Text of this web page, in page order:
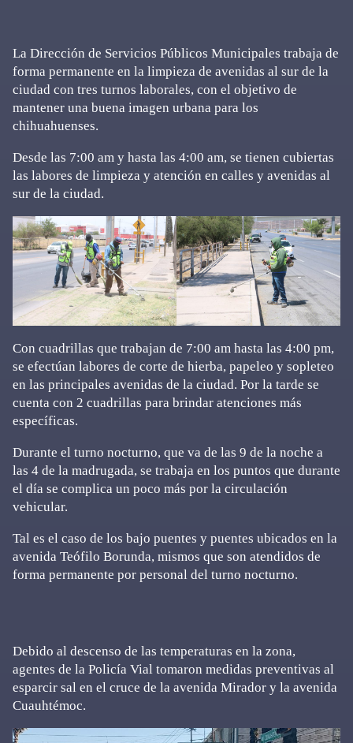
La Dirección de Servicios Públicos Municipales trabaja de
forma permanente en la limpieza de avenidas al sur de la
ciudad con tres turnos laborales, con el objetivo de
mantener una buena imagen urbana para los
chihuahuenses.
Desde las 7:00 am y hasta las 4:00 am, se tienen cubiertas
las labores de limpieza y atención en calles y avenidas al
sur de la ciudad.
Con cuadrillas que trabajan de 7:00 am hasta las 4:00 pm,
se efectúan labores de corte de hierba, papeleo y sopleteo
en las principales avenidas de la ciudad. Por la tarde se
cuenta con 2 cuadrillas para brindar atenciones más
específicas.
Durante el turno nocturno, que va de las 9 de la noche a
las 4 de la madrugada, se trabaja en los puntos que durante
el día se complica un poco más por la circulación
vehicular.
Tal es el caso de los bajo puentes y puentes ubicados en la
avenida Teófilo Borunda, mismos que son atendidos de
forma permanente por personal del turno nocturno.
Debido al descenso de las temperaturas en la zona,
agentes de la Policía Vial tomaron medidas preventivas al
esparcir sal en el cruce de la avenida Mirador y la avenida
Cuauhtémoc.